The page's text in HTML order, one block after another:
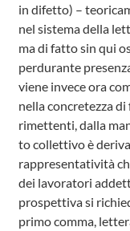
in difetto) –
nel sistema della
ma di fatto sin qui
perdurante
viene invece ora
nella concretezza
rimettenti, dalla
to collettivo è
rappresentatività
dei lavoratori
prospettiva si
primo comma,